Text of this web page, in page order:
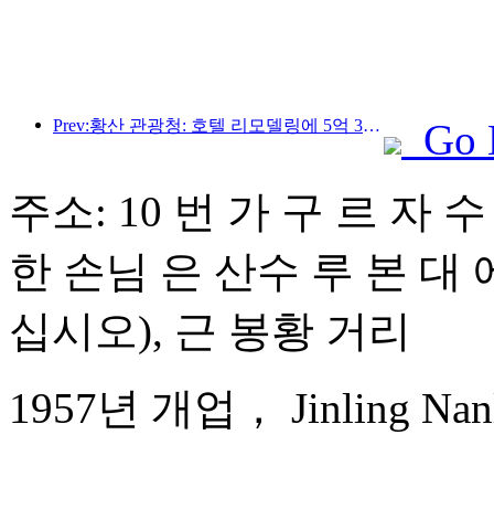
Prev:황산 관광청: 호텔 리모델링에 5억 3천만 위안 투자 계획
Go
주소: 10 번 가 구 르 자
한 손님 은 산수 루 본 대
십시오), 근 봉황 거리
1957년 개업， Jinling